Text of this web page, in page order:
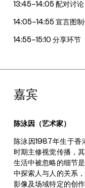
13:45–14:05 配对讨论
14:05–14:55 宣言图制
14:55–15:10 分享环节
嘉宾
陈泳因（艺术家）
陈泳因1987年生于香
时期主修视觉传播，
生活中被忽略的细节
中探索人与人的关系
影像及场域特定的创